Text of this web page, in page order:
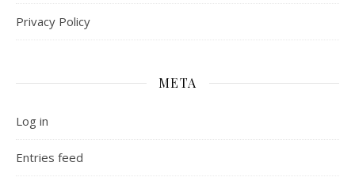
Privacy Policy
META
Log in
Entries feed